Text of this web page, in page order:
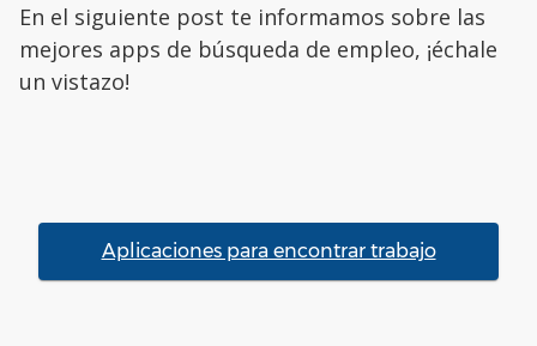
En el siguiente post te informamos sobre las
mejores apps de búsqueda de empleo, ¡échale
un vistazo!
Aplicaciones para encontrar trabajo